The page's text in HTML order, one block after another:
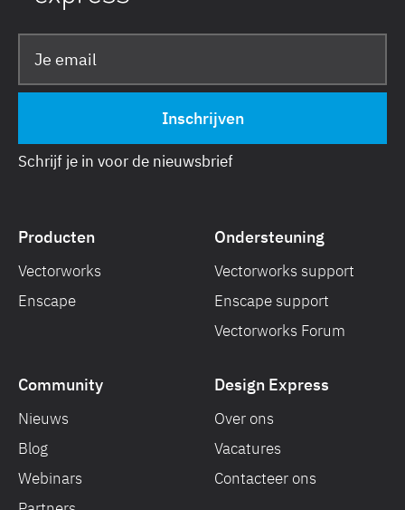
Schrijf je in voor de nieuwsbrief
Producten
Vectorworks
Enscape
Ondersteuning
Vectorworks support
Enscape support
Vectorworks Forum
Community
Nieuws
Blog
Webinars
Design Express
Over ons
Vacatures
Contacteer ons